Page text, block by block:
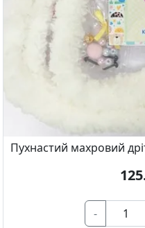
Пухнастий махровий
-